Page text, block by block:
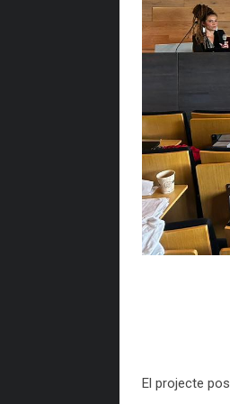
El projecte